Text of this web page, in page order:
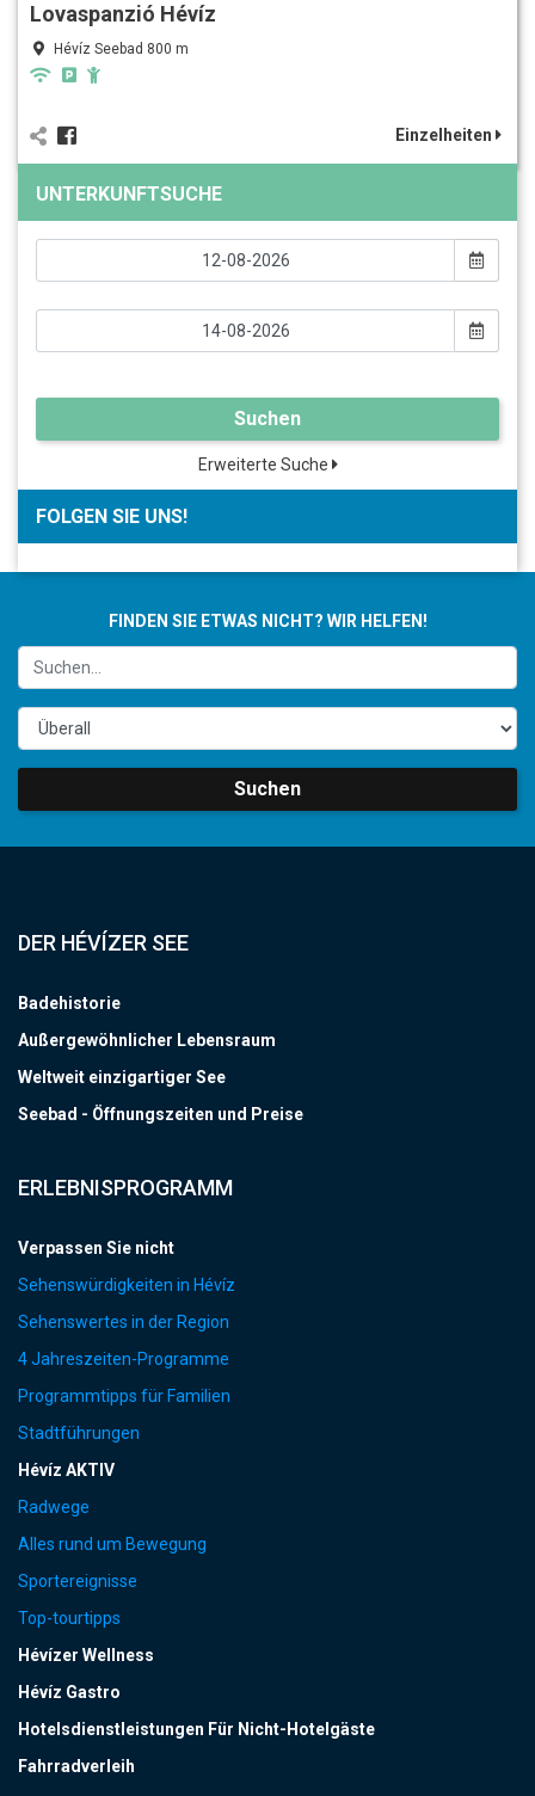
Lovaspanzió Hévíz
Hévíz Seebad 800 m
Einzelheiten
UNTERKUNFTSUCHE
Suchen
Erweiterte Suche
FOLGEN SIE UNS!
FINDEN SIE ETWAS NICHT? WIR HELFEN!
Suchen
DER HÉVÍZER SEE
Badehistorie
Außergewöhnlicher Lebensraum
Weltweit einzigartiger See
Seebad - Öffnungszeiten und Preise
ERLEBNISPROGRAMM
Verpassen Sie nicht
Sehenswürdigkeiten in Hévíz
Sehenswertes in der Region
4 Jahreszeiten-Programme
Programmtipps für Familien
Stadtführungen
Hévíz AKTIV
Radwege
Alles rund um Bewegung
Sportereignisse
Top-tourtipps
Hévízer Wellness
Hévíz Gastro
Hotelsdienstleistungen Für Nicht-Hotelgäste
Fahrradverleih